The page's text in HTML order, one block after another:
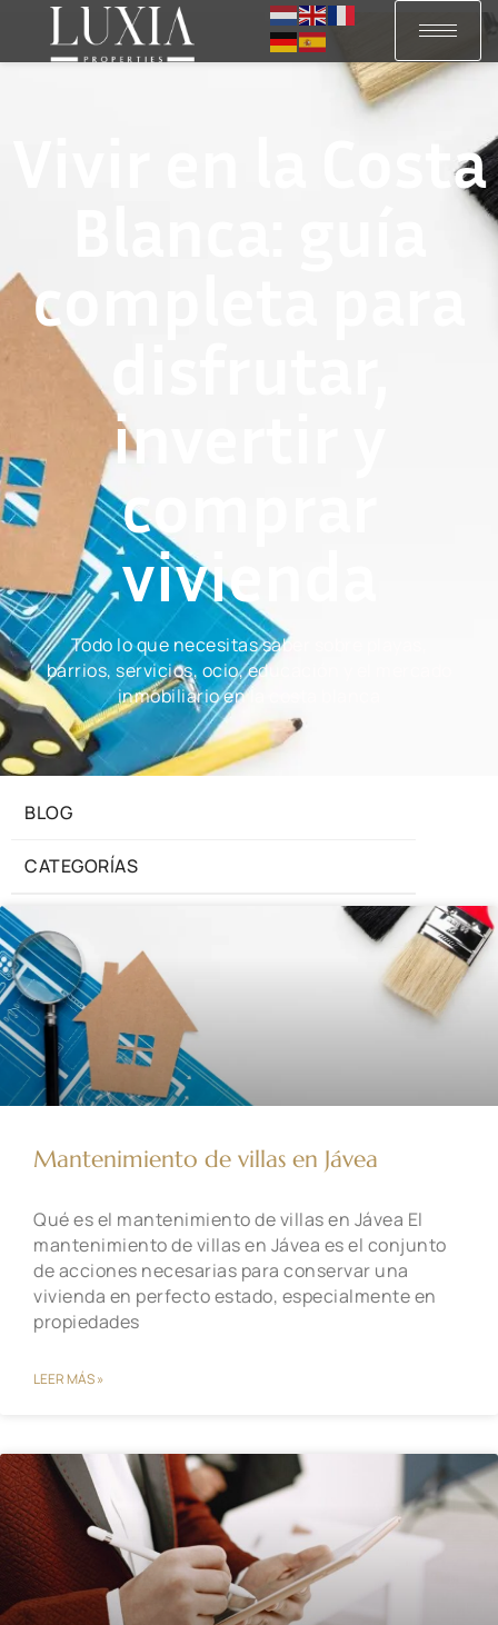
Vivir en la Costa
completa para
invertir y
comprar
vivienda
Todo lo que necesitas saber sobre playas,
barrios, servicios, ocio, educación y el mercado
inmobiliario en la costa blanca
BLOG
CATEGORÍAS
Mantenimiento de villas en Jávea
Qué es el mantenimiento de villas en Jávea El
mantenimiento de villas en Jávea es el conjunto
de acciones necesarias para conservar una
vivienda en perfecto estado, especialmente en
propiedades
LEER MÁS »